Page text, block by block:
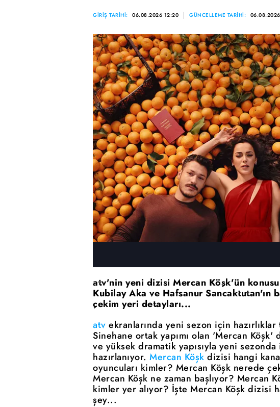
GİRİŞ TARİHİ: 06.08.2026 12:20 GÜNCELLEME TARİHİ:
atv'nin yeni dizisi Mercan Köşk'ün
Kubilay Aka ve Hafsanur Sancaktutan'ın
çekim yeri detayları...
atv ekranlarında yeni sezon için hazırlıklar
Sinehane ortak yapımı olan 'Mercan
ve yüksek dramatik yapısıyla yeni
hazırlanıyor. Mercan Köşk dizisi hangi
oyuncuları kimler? Mercan Köşk nerede
Mercan Köşk ne zaman başlıyor? Mercan
kimler yer alıyor? İşte Mercan Köşk dizisi
şey...